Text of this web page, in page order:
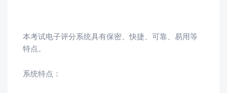
本考试电子评分系统具有保密、快捷、可靠、易用等
特点。
系统特点：